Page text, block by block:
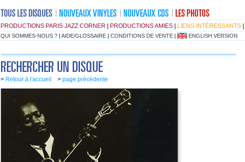
PRODUCTIONS PARIS JAZZ CORNER PRODUCTIONS AMIES LIENS INTÉRESSANTS
QUI SOMMES-NOUS ? | AIDE/GLOSSAIRE | CONDITIONS DE VENTE | ENGLISH VERSION
> Retour à l'accueil > page précédente